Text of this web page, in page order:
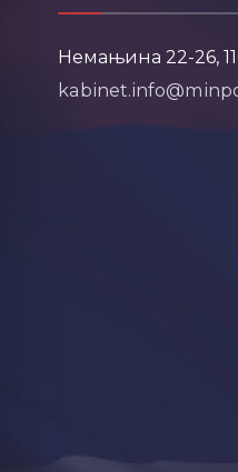
Немањина 22-26,